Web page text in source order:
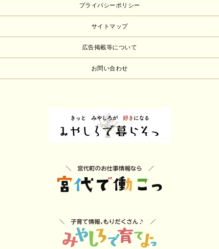
プライバシーポリシー
サイトマップ
広告掲載等について
お問い合わせ